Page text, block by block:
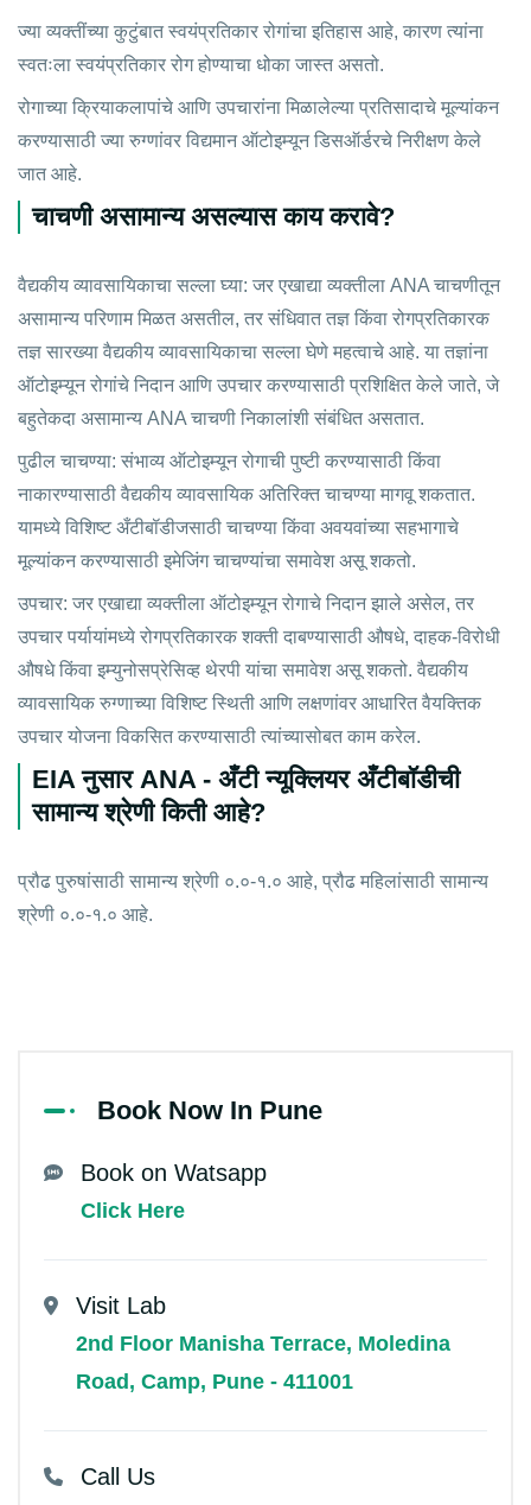
ज्या व्यक्तींच्या कुटुंबात स्वयंप्रतिकार रोगांचा इतिहास आहे, कारण त्यांना
स्वतःला स्वयंप्रतिकार रोग होण्याचा धोका जास्त असतो.
रोगाच्या क्रियाकलापांचे आणि उपचारांना मिळालेल्या प्रतिसादाचे मूल्यांकन
करण्यासाठी ज्या रुग्णांवर विद्यमान ऑटोइम्यून डिसऑर्डरचे निरीक्षण केले
जात आहे.
चाचणी असामान्य असल्यास काय करावे?
वैद्यकीय व्यावसायिकाचा सल्ला घ्या: जर एखाद्या व्यक्तीला ANA चाचणीतून
असामान्य परिणाम मिळत असतील, तर संधिवात तज्ञ किंवा रोगप्रतिकारक
तज्ञ सारख्या वैद्यकीय व्यावसायिकाचा सल्ला घेणे महत्वाचे आहे. या तज्ञांना
ऑटोइम्यून रोगांचे निदान आणि उपचार करण्यासाठी प्रशिक्षित केले जाते, जे
बहुतेकदा असामान्य ANA चाचणी निकालांशी संबंधित असतात.
पुढील चाचण्या: संभाव्य ऑटोइम्यून रोगाची पुष्टी करण्यासाठी किंवा
नाकारण्यासाठी वैद्यकीय व्यावसायिक अतिरिक्त चाचण्या मागवू शकतात.
यामध्ये विशिष्ट अँटीबॉडीजसाठी चाचण्या किंवा अवयवांच्या सहभागाचे
मूल्यांकन करण्यासाठी इमेजिंग चाचण्यांचा समावेश असू शकतो.
उपचार: जर एखाद्या व्यक्तीला ऑटोइम्यून रोगाचे निदान झाले असेल, तर
उपचार पर्यायांमध्ये रोगप्रतिकारक शक्ती दाबण्यासाठी औषधे, दाहक-विरोधी
औषधे किंवा इम्युनोसप्रेसिव्ह थेरपी यांचा समावेश असू शकतो. वैद्यकीय
व्यावसायिक रुग्णाच्या विशिष्ट स्थिती आणि लक्षणांवर आधारित वैयक्तिक
उपचार योजना विकसित करण्यासाठी त्यांच्यासोबत काम करेल.
EIA नुसार ANA - अँटी न्यूक्लियर अँटीबॉडीची
सामान्य श्रेणी किती आहे?
प्रौढ पुरुषांसाठी सामान्य श्रेणी ०.०-१.० आहे, प्रौढ महिलांसाठी सामान्य
श्रेणी ०.०-१.० आहे.
Book Now In Pune
Book on Watsapp
Click Here
Visit Lab
2nd Floor Manisha Terrace, Moledina
Road, Camp, Pune - 411001
Call Us